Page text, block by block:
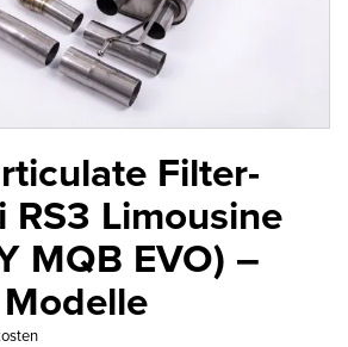
Filter-
RS3 Limousine
MQB EVO) –